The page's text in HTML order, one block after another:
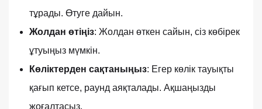
тұрады. Өтуге дайын.
Жолдан өтіңіз: Жолдан өткен сайын, сіз көбірек
ұтуыңыз мүмкін.
Көліктерден сақтаныңыз: Егер көлік тауықты
қағып кетсе, раунд аяқталады. Ақшаңызды
жоғалтасыз.